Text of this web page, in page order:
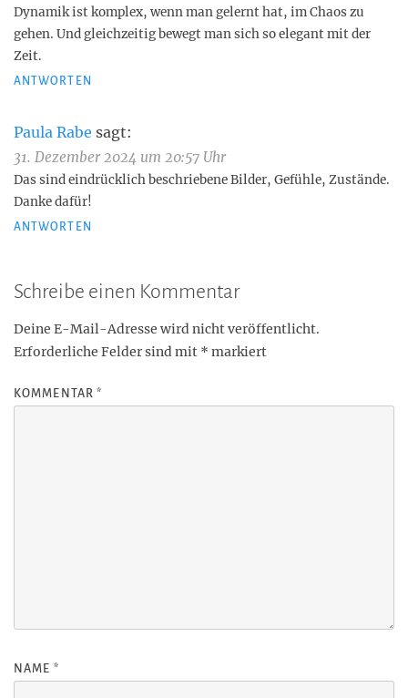
Dynamik ist komplex, wenn man gelernt hat, im Chaos zu
gehen. Und gleichzeitig bewegt man sich so elegant mit der
Zeit.
ANTWORTEN
Paula Rabe sagt:
31. Dezember 2024 um 20:57 Uhr
Das sind eindrücklich beschriebene Bilder, Gefühle, Zustände.
Danke dafür!
ANTWORTEN
Schreibe einen Kommentar
Deine E-Mail-Adresse wird nicht veröffentlicht.
Erforderliche Felder sind mit * markiert
KOMMENTAR*
NAME *